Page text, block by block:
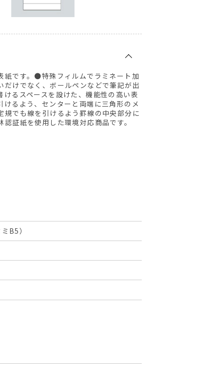
です。●特殊フィルムでラミネート加
けでなく、ボールペンなどで筆記が出
るスペースを設けた、機能性の高い表
るよう、センターと両端に三角形のメ
でも線を引けるよう罫線の中央部分に
証紙を使用した環境対応商品です。
B5）